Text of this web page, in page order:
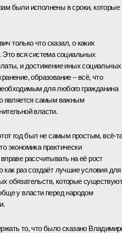
были исполнены в сроки, которые
только что сказал, о каких
Это вся система социальных
и достижение иных социальных
образование – всё, что
для любого гражданина
является самым важным
власти.
год был не самым простым, всё-
экономика практически
рассчитывать на её рост
раз создаёт лучшие условия для
обязательств, которые существуют
у власти перед народом
то, что было сказано